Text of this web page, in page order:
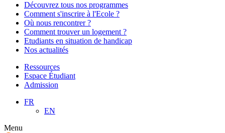
Découvrez tous nos programmes
Comment s'inscrire à l'Ecole ?
Où nous rencontrer ?
Comment trouver un logement ?
Etudiants en situation de handicap
Nos actualités
Ressources
Espace Étudiant
Admission
FR
EN
Menu